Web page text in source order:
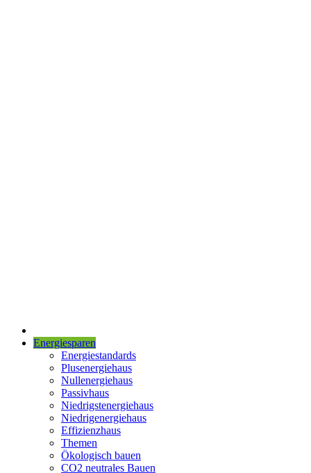
Energiesparen
Energiestandards
Plusenergiehaus
Nullenergiehaus
Passivhaus
Niedrigstenergiehaus
Niedrigenergiehaus
Effizienzhaus
Themen
Ökologisch bauen
CO2 neutrales Bauen